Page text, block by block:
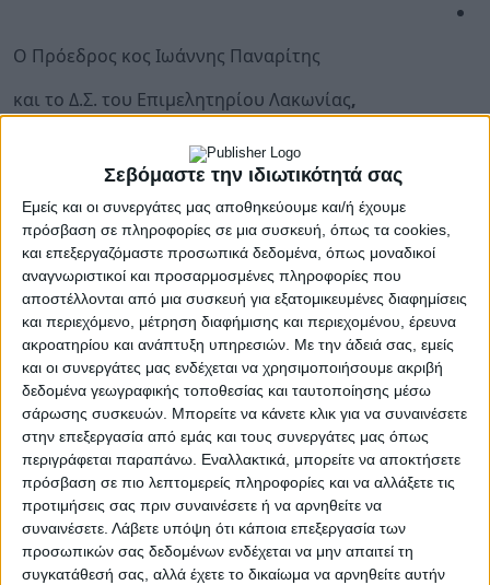
Σεβόμαστε την ιδιωτικότητά σας
Εμείς και οι συνεργάτες μας αποθηκεύουμε και/ή έχουμε
πρόσβαση σε πληροφορίες σε μια συσκευή, όπως τα cookies,
και επεξεργαζόμαστε προσωπικά δεδομένα, όπως μοναδικοί
αναγνωριστικοί και προσαρμοσμένες πληροφορίες που
αποστέλλονται από μια συσκευή για εξατομικευμένες διαφημίσεις
και περιεχόμενο, μέτρηση διαφήμισης και περιεχομένου, έρευνα
ακροατηρίου και ανάπτυξη υπηρεσιών. Με την άδειά σας, εμείς
και οι συνεργάτες μας ενδέχεται να χρησιμοποιήσουμε ακριβή
δεδομένα γεωγραφικής τοποθεσίας και ταυτοποίησης μέσω
σάρωσης συσκευών. Μπορείτε να κάνετε κλικ για να συναινέσετε
στην επεξεργασία από εμάς και τους συνεργάτες μας όπως
περιγράφεται παραπάνω. Εναλλακτικά, μπορείτε να αποκτήσετε
πρόσβαση σε πιο λεπτομερείς πληροφορίες και να αλλάξετε τις
προτιμήσεις σας πριν συναινέσετε ή να αρνηθείτε να
συναινέσετε. Λάβετε υπόψη ότι κάποια επεξεργασία των
προσωπικών σας δεδομένων ενδέχεται να μην απαιτεί τη
συγκατάθεσή σας, αλλά έχετε το δικαίωμα να αρνηθείτε αυτήν
O Πρόεδρος κος Ιωάννης Παναρίτης
και το Δ.Σ. του Επιμελητηρίου Λακωνίας,
Ελληνικό Ινστιτούτο Υγείας και
Ασφάλειας στην Εργασία-ΕΛΙΝΥΑΕ
και με την υποστήριξη τουΣυλλόγου Υπαλλήλων
Επιμελητηρίων Πελοποννήσου – Ηπείρου – Ιονίων
Νήσων – Δυτικής Ελλάδας
σας προσκαλούν στην δίωρη ενημερωτική
διαδικτυακή ημερίδα με θέμα:
«Υποχρεώσεις τήρησης μέτρων πυροπροστασίας
και πυρασφάλειας στις μικρές επιχειρήσεις»
τηνΤετάρτη 12 Μαρτίου 2025 και ώρα 18:00
Στον σύνδεσμο :
https://e-meeting.webex.com/e-meeting/j.php?
MTID=m14d66e7fb59bbe4faa93e40634a81a32